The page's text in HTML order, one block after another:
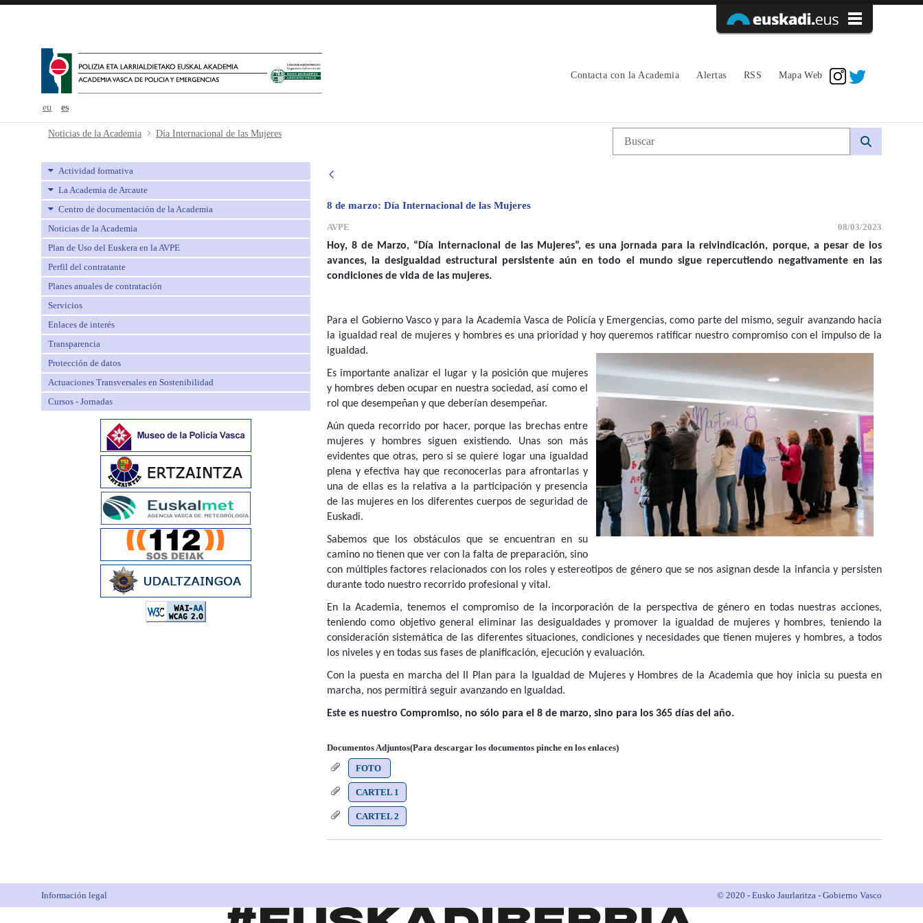
eu es
Contacta con la Academia Alertas RSS Mapa Web
Día Internacional de las Mujeres - avpe
Noticias de la Academia Día Internacional de las Mujeres Búsqueda web
Actividad formativa
La Academia de Arcaute
Centro de documentación de la Academia
Noticias de la Academia
Plan de Uso del Euskera en la AVPE
Perfil del contratante
Planes anuales de contratación
Servicios
Enlaces de interés
Transparencia
Protección de datos
Actuaciones Transversales en Sostenibilidad
Cursos - Jornadas
8 de marzo: Día Internacional de las Mujeres
AVPE 08/03/2023
Hoy, 8 de Marzo, “Día Internacional de las Mujeres”, es una jornada para la reivindicación, porque, a pesar de los
avances, la desigualdad estructural persistente aún en todo el mundo sigue repercutiendo negativamente en las
condiciones de vida de las mujeres.
Para el Gobierno Vasco y para la Academia Vasca de Policía y Emergencias, como parte del mismo, seguir avanzando hacia
la igualdad real de mujeres y hombres es una prioridad y hoy queremos ratificar nuestro compromiso con el impulso de la
igualdad.
Es importante analizar el lugar y la posición que mujeres
y hombres deben ocupar en nuestra sociedad, así como el
rol que desempeñan y que deberían desempeñar.
Aún queda recorrido por hacer, porque las brechas entre
mujeres y hombres siguen existiendo. Unas son más
evidentes que otras, pero si se quiere logar una igualdad
plena y efectiva hay que reconocerlas para afrontarlas y
una de ellas es la relativa a la participación y presencia
de las mujeres en los diferentes cuerpos de seguridad de
Euskadi.
Sabemos que los obstáculos que se encuentran en su
camino no tienen que ver con la falta de preparación, sino
con múltiples factores relacionados con los roles y estereotipos de género que se nos asignan desde la infancia y persisten
durante todo nuestro recorrido profesional y vital.
En la Academia, tenemos el compromiso de la incorporación de la perspectiva de género en todas nuestras acciones,
teniendo como objetivo general eliminar las desigualdades y promover la igualdad de mujeres y hombres, teniendo la
consideración sistemática de las diferentes situaciones, condiciones y necesidades que tienen mujeres y hombres, a todos
los niveles y en todas sus fases de planificación, ejecución y evaluación.
Con la puesta en marcha del II Plan para la Igualdad de Mujeres y Hombres de la Academia que hoy inicia su puesta en
marcha, nos permitirá seguir avanzando en Igualdad.
Este es nuestro Compromiso, no sólo para el 8 de marzo, sino para los 365 días del año.
Documentos Adjuntos(Para descargar los documentos pinche en los enlaces)
FOTO
CARTEL 1
CARTEL 2
Información legal © 2020 - Eusko Jaurlaritza - Gobierno Vasco